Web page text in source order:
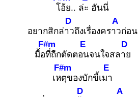
โอ้ย.. ล่ะ ฮันนี่
อยากสิกล่าว
D
ถึงเรื่องคราว
A
ก่อน
มื้อที่
F#m
ถืกตัดตอน
E
จนใจสลาย
D
เหตุ
F#m
ของบักขี้เมา
E
D
A